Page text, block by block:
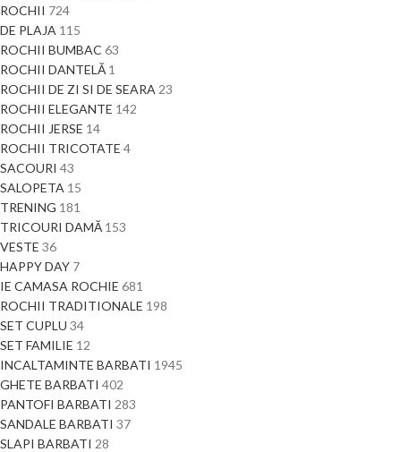
ROCHII 724
DE PLAJA 115
ROCHII BUMBAC 63
ROCHII DANTELĂ 1
ROCHII DE ZI SI DE SEARA 23
ROCHII ELEGANTE 142
ROCHII JERSE 14
ROCHII TRICOTATE 4
SACOURI 43
SALOPETA 15
TRENING 181
TRICOURI DAMĂ 153
VESTE 36
HAPPY DAY 7
IE CAMASA ROCHIE 681
ROCHII TRADITIONALE 198
SET CUPLU 34
SET FAMILIE 12
INCALTAMINTE BARBATI 1945
GHETE BARBATI 402
PANTOFI BARBATI 283
SANDALE BARBATI 37
SLAPI BARBATI 28